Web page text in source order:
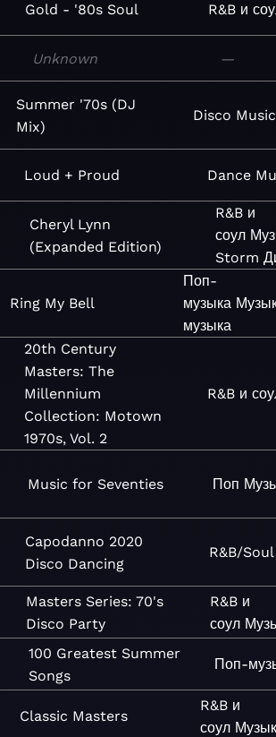
Gold - '80s Soul R&B и
Unknown —
Summer '70s (DJ
Mix)
Disco Music
Loud + Proud Dance
Cheryl Lynn
(Expanded Edition)
R&B и
соул
Storm
Ring My Bell
Поп-
музыка
музыка
20th Century
Masters: The
Millennium
Collection: Motown
1970s, Vol. 2
R&B и
Music for Seventies Поп
Capodanno 2020
Disco Dancing
R&B/Soul
Masters Series: 70's
Disco Party
R&B и
соул
100 Greatest Summer
Songs
Поп-
Classic Masters
R&B и
соул